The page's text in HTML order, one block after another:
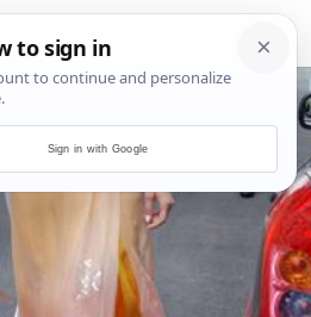
Sign in with Google